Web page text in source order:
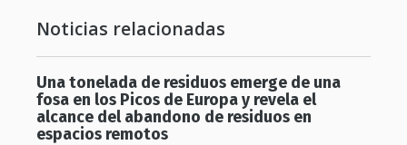
Noticias relacionadas
Una tonelada de residuos emerge de una
fosa en los Picos de Europa y revela el
alcance del abandono de residuos en
espacios remotos